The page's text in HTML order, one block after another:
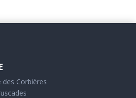
des Corbières